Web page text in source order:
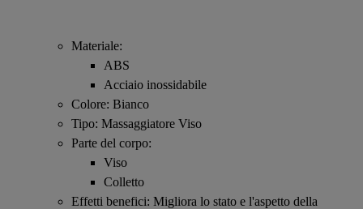
Materiale:
ABS
Acciaio inossidabile
Colore: Bianco
Tipo: Massaggiatore Viso
Parte del corpo:
Viso
Colletto
Effetti benefici: Migliora lo stato e l'aspetto della